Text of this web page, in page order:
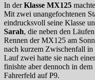
In derKlasse MX125 machte
Mit zwei unangefochtenen
eindrucksvoll seine Klasse
Sarah, die neben den
Rennen der MX125 am
nach kurzem Zwischenfall in
Lauf zwei hatte sie nach
finishte aber dennoch in dem
Fahrerfeld auf P9.